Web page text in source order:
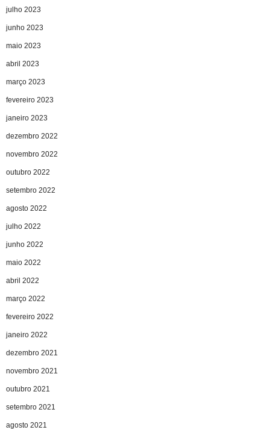
julho 2023
junho 2023
maio 2023
abril 2023
março 2023
fevereiro 2023
janeiro 2023
dezembro 2022
novembro 2022
outubro 2022
setembro 2022
agosto 2022
julho 2022
junho 2022
maio 2022
abril 2022
março 2022
fevereiro 2022
janeiro 2022
dezembro 2021
novembro 2021
outubro 2021
setembro 2021
agosto 2021